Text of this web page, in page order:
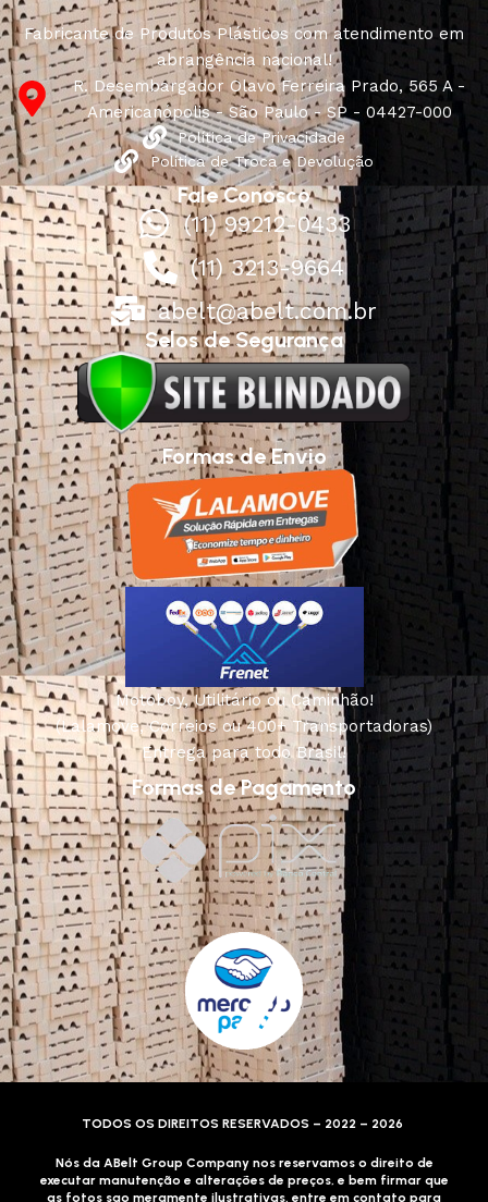
long period of use of the furniture, as well as safety.
Fabricante de Produtos Plásticos com atendimento em
abrangência nacional!
R. Desembargador Olavo Ferreira Prado, 565 A -
Americanópolis - São Paulo - SP - 04427-000
Política de Privacidade
Política de Troca e Devolução
Fale Conosco
(11) 99212-0433
(11) 3213-9664
abelt@abelt.com.br
Selos de Segurança
Formas de Envio
Motoboy, Utilitário ou Caminhão!
(Lalamove, Correios ou 400+ Transportadoras)
Entrega para todo Brasil!
Formas de Pagamento
TODOS OS DIREITOS RESERVADOS – 2022 – 2026
Nós da ABelt Group Company nos reservamos o direito de
executar manutenção e alterações de preços, e bem firmar que
as fotos sao meramente ilustrativas, entre em contato para